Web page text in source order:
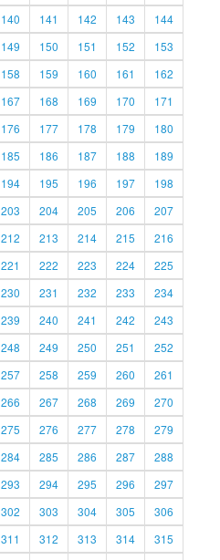
140 141 142 143
144
149 150 151 152
153
158 159 160 161
162
167 168 169 170
171
176 177 178 179
180
185 186 187 188
189
194 195 196 197
198
203 204 205 206
207
212 213 214 215
216
221 222 223 224
225
230 231 232 233
234
239 240 241 242
243
248 249 250 251
252
257 258 259 260
261
266 267 268 269
270
275 276 277 278
279
284 285 286 287
288
293 294 295 296
297
302 303 304 305
306
311 312 313 314
315